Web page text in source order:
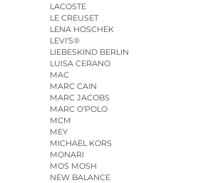
LACOSTE
LE CREUSET
LENA HOSCHEK
LEVI’S®
LIEBESKIND BERLIN
LUISA CERANO
MAC
MARC CAIN
MARC JACOBS
MARC O’POLO
MCM
MEY
MICHAEL KORS
MONARI
MOS MOSH
NEW BALANCE